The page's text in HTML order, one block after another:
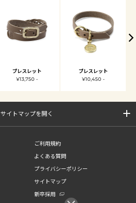
ブレスレット
¥13,750 -
ブレスレット
¥10,450 -
サイトマップを開く
ご利用規約
よくある質問
プライバシーポリシー
サイトマップ
新卒採用